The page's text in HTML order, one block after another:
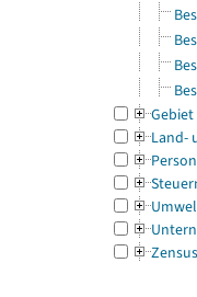
Gebiet
Land-
Zensus